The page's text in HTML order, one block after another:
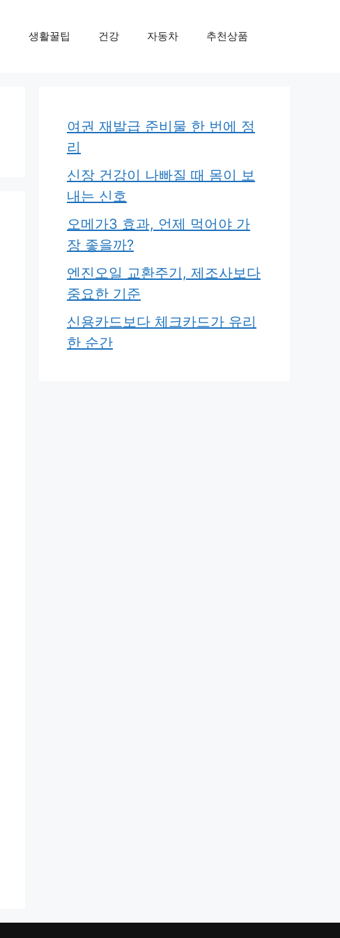
생활꿀팁 건강 자동차 추천상품
여권 재발급 준비물 한 번에 정
리
신장 건강이 나빠질 때 몸이 보
내는 신호
오메가3 효과, 언제 먹어야 가
장 좋을까?
엔진오일 교환주기, 제조사보다
중요한 기준
신용카드보다 체크카드가 유리
한 순간